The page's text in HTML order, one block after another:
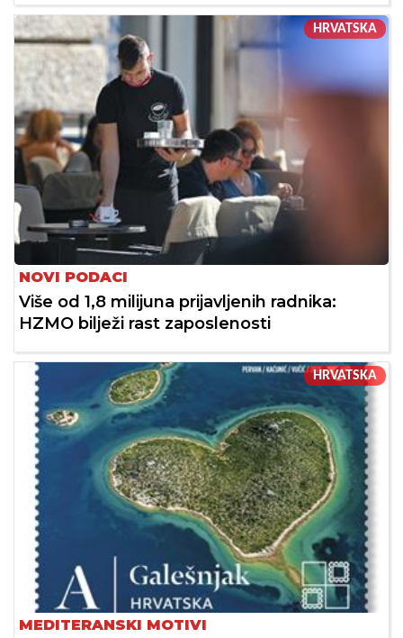
HRVATSKA
NOVI PODACI
Više od 1,8 milijuna prijavljenih radnika:
HZMO bilježi rast zaposlenosti
HRVATSKA
MEDITERANSKI MOTIVI